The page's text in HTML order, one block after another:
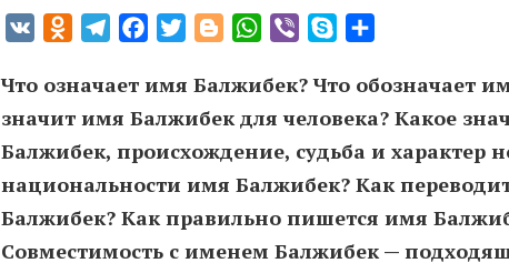
VK Odnoklassniki
TelegramFacebookTwitterBloggerWhatsApp
Viber Skype
Что означает имя Балжибек? Что обозначает
значит имя Балжибек для человека? Какое
Балжибек, происхождение, судьба и характер
национальности имя Балжибек? Как
Балжибек? Как правильно пишется имя
Совместимость c именем Балжибек —